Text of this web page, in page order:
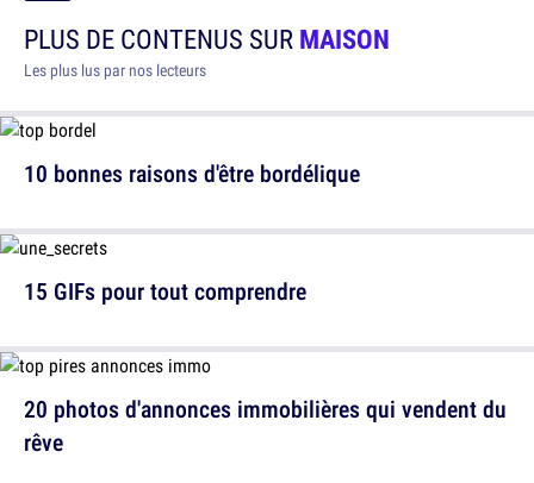
PLUS DE CONTENUS SURMAISON
Les plus lus par nos lecteurs
10 bonnes raisons d'être bordélique
20 photos d'annonces immobilières qui vendent du
rêve
15 GIFs pour tout comprendre